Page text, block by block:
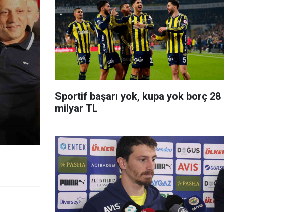
Sportif başarı yok, kupa yok borç 28
milyar TL